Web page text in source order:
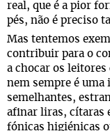
real, que é a pior
pés, não é preciso
Mas tentemos
contribuir para o
a chocar os leitores
nem sempre é uma
semelhantes,
afinar liras, cítaras
fónicas higiénicas